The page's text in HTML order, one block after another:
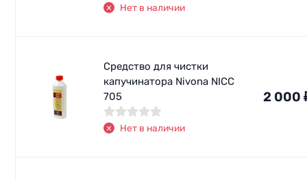
Нет в наличии
Средство для чистки
капучинатора Nivona NICC
705
Нет в наличии
2 000